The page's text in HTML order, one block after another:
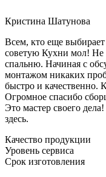
Кристина Шатунова
Всем, кто еще
советую Кухни мол! Не
спальню. Начиная с
монтажом никаких
быстро и качественно.
Огромное спасибо
Это мастер своего
здесь.
Качество продукции
Уровень сервиса
Срок изготовления